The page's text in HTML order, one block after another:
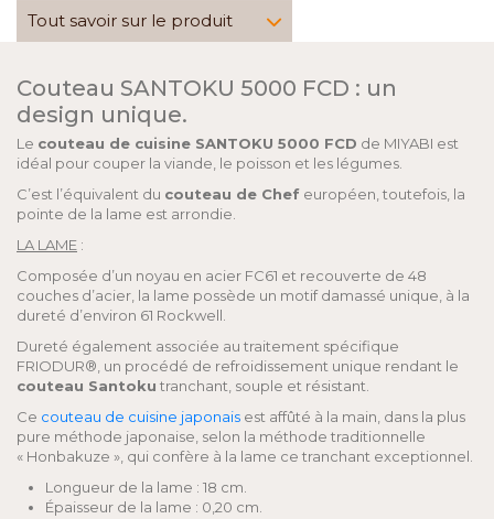
Tout savoir sur le produit
Couteau SANTOKU 5000 FCD : un
design unique.
Le couteau de cuisine SANTOKU 5000 FCD de MIYABI est
idéal pour couper la viande, le poisson et les légumes.
C’est l’équivalent du couteau de Chef européen, toutefois, la
pointe de la lame est arrondie.
LA LAME :
Composée d’un noyau en acier FC61 et recouverte de 48
couches d’acier, la lame possède un motif damassé unique, à la
dureté d’environ 61 Rockwell.
Dureté également associée au traitement spécifique
FRIODUR®, un procédé de refroidissement unique rendant le
couteau Santoku tranchant, souple et résistant.
Ce couteau de cuisine japonais est affûté à la main, dans la plus
pure méthode japonaise, selon la méthode traditionnelle
« Honbakuze », qui confère à la lame ce tranchant exceptionnel.
Longueur de la lame : 18 cm.
Épaisseur de la lame : 0,20 cm.